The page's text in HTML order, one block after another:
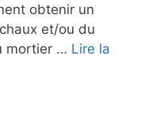
obtenir un
et/ou du
mortier … Lire la